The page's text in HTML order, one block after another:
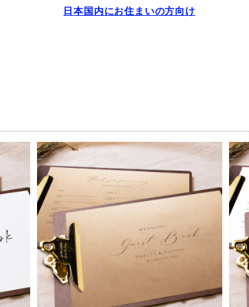
日本国内にお住まいの方向け